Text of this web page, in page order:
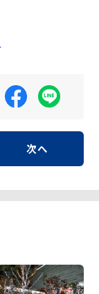
次へ